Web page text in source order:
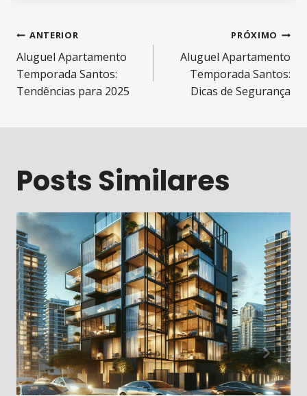
Navegação
de
Post
ANTERIOR
Aluguel Apartamento
Temporada Santos:
Tendências para 2025
PRÓXIMO
Aluguel Apartamento
Temporada Santos:
Dicas de Segurança
Posts Similares